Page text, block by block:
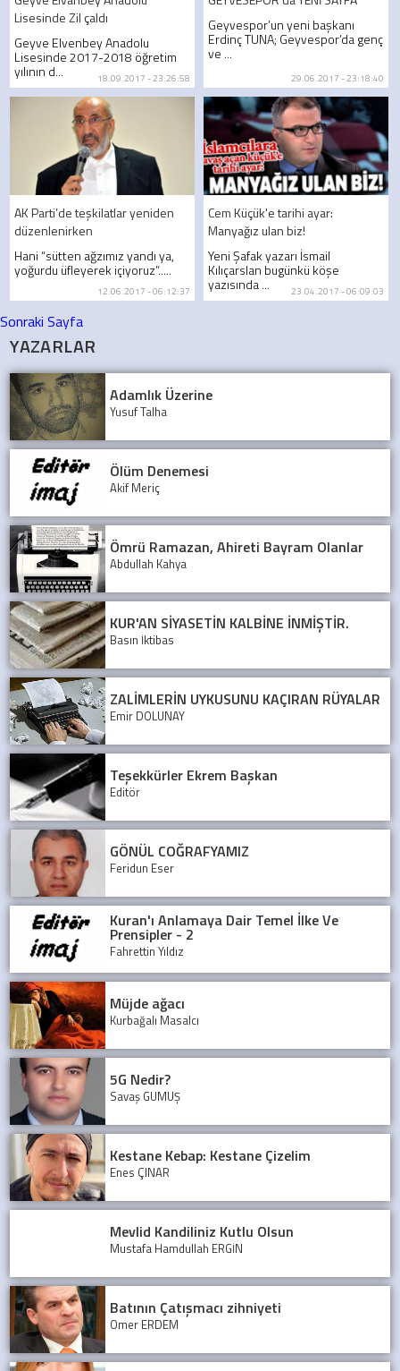
Lisesinde Zil çaldı
Geyve Elvenbey Anadolu
Lisesinde 2017-2018 öğretim
yılının d... 18.09.2017 - 23:26:58
Geyvespor’un yeni başkanı
Erdinç TUNA; Geyvespor’da genç
ve ...
29.06.2017 - 23:18:40
AK Parti’de teşkilatlar yeniden
düzenlenirken
Hani “sütten ağzımız yandı ya,
yoğurdu üfleyerek içiyoruz”.....
12.06.2017 - 06:12:37
Cem Küçük'e tarihi ayar:
Manyağız ulan biz!
Yeni Şafak yazarı İsmail
Kılıçarslan bugünkü köşe
yazısında ... 23.04.2017 - 06:09:03
Sonraki Sayfa
YAZARLAR
Adamlık Üzerine
Yusuf Talha
Ölüm Denemesi
Akif Meriç
Ömrü Ramazan, Ahireti Bayram Olanlar
Abdullah Kahya
KUR'AN SİYASETİN KALBİNE İNMİŞTİR.
Basın İktibas
ZALİMLERİN UYKUSUNU KAÇIRAN RÜYALAR
Emir DOLUNAY
Teşekkürler Ekrem Başkan
Editör
GÖNÜL COĞRAFYAMIZ
Feridun Eser
Kuran'ı Anlamaya Dair Temel İlke Ve
Prensipler - 2
Fahrettin Yıldız
Müjde ağacı
Kurbağalı Masalcı
5G Nedir?
Savaş GÜMÜŞ
Kestane Kebap: Kestane Çizelim
Enes ÇINAR
Mevlid Kandiliniz Kutlu Olsun
Mustafa Hamdullah ERGİN
Batının Çatışmacı zihniyeti
Ömer ERDEM